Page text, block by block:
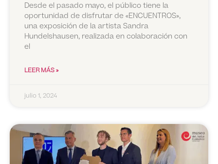
Desde el pasado mayo, el público tiene la
oportunidad de disfrutar de «ENCUENTROS»,
una exposición de la artista Sandra
Hundelshausen, realizada en colaboración con
el
LEER MÁS »
julio 1, 2024